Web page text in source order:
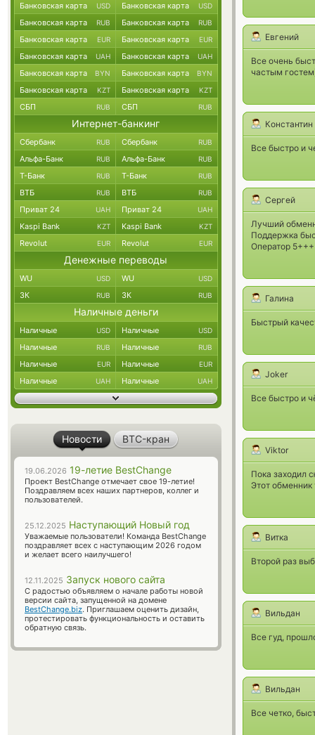
Евгений
Все очень
частым
Константин
Все быстро и
Сергей
Лучший
Поддержка
Оператор 5+++
Галина
Быстрый
Joker
Все быстро и
Viktor
Пока заходил
Этот обменник
Витка
Второй раз
Вильдан
Все гуд,
Вильдан
Все четко,
Банковская карта USD Банковская карта USD
Банковская карта RUB Банковская карта RUB
Банковская карта EUR Банковская карта EUR
Банковская карта UAH Банковская карта UAH
Банковская карта BYN Банковская карта BYN
Банковская карта KZT Банковская карта KZT
СБП RUB СБП RUB
Интернет-банкинг
Сбербанк RUB Сбербанк RUB
Альфа-Банк RUB Альфа-Банк RUB
Т-Банк RUB Т-Банк RUB
ВТБ RUB ВТБ RUB
Приват 24 UAH Приват 24 UAH
Kaspi Bank KZT Kaspi Bank KZT
Revolut EUR Revolut EUR
Денежные переводы
WU USD WU USD
ЗК RUB ЗК RUB
Наличные деньги
Наличные USD Наличные USD
Наличные RUB Наличные RUB
Наличные EUR Наличные EUR
Наличные UAH Наличные UAH
Новости BTC-кран
19.06.2026 19-летие BestChange
Проект BestChange отмечает свое 19-летие!
Поздравляем всех наших партнеров, коллег и
пользователей.
25.12.2025 Наступающий Новый год
Уважаемые пользователи! Команда BestChange
поздравляет всех с наступающим 2026 годом
и желает всего наилучшего!
12.11.2025 Запуск нового сайта
С радостью объявляем о начале работы новой
версии сайта, запущенной на домене
BestChange.biz. Приглашаем оценить дизайн,
протестировать функциональность и оставить
обратную связь.